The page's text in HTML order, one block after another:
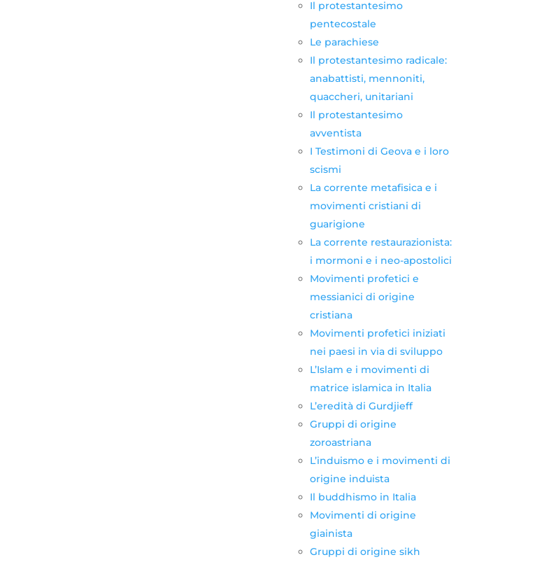
Il protestantesimo
pentecostale
Le parachiese
Il protestantesimo radicale:
anabattisti, mennoniti,
quaccheri, unitariani
Il protestantesimo
avventista
I Testimoni di Geova e i loro
scismi
La corrente metafisica e i
movimenti cristiani di
guarigione
La corrente restaurazionista:
i mormoni e i neo-apostolici
Movimenti profetici e
messianici di origine
cristiana
Movimenti profetici iniziati
nei paesi in via di sviluppo
L’Islam e i movimenti di
matrice islamica in Italia
L’eredità di Gurdjieff
Gruppi di origine
zoroastriana
L’induismo e i movimenti di
origine induista
Il buddhismo in Italia
Movimenti di origine
giainista
Gruppi di origine sikh